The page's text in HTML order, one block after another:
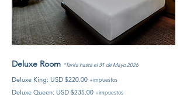
Deluxe Room *Tarifa hasta el 31 de Mayo 2026
Deluxe King: USD $220.00 +impuestos
Deluxe Queen: USD $235.00 +impuestos